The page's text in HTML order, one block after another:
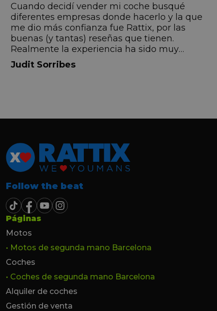
Cuando decidí vender mi coche busqué
diferentes empresas donde hacerlo y la que
me dio más confianza fue Rattix, por las
buenas (y tantas) reseñas que tienen.
Realmente la experiencia ha sido muy
buena, Carolina ha sido siempre muy atenta
y profesional. Finalmente mi hermana se
Judit Sorribes
Follow the beat
Páginas
Motos
• Motos de segunda mano Barcelona
Coches
• Coches de segunda mano Barcelona
Alquiler de coches
Gestión de venta